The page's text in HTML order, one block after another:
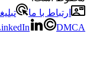
ارتباط با ما
DMCA